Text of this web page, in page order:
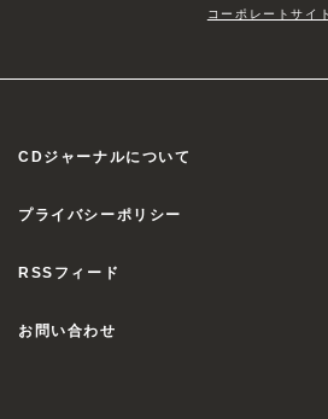
コーポレートサイト
CDジャーナルについて
プライバシーポリシー
RSSフィード
お問い合わせ